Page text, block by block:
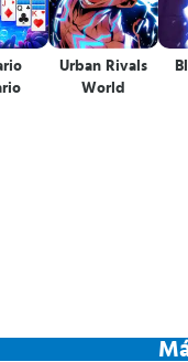
Urban Rivals
World